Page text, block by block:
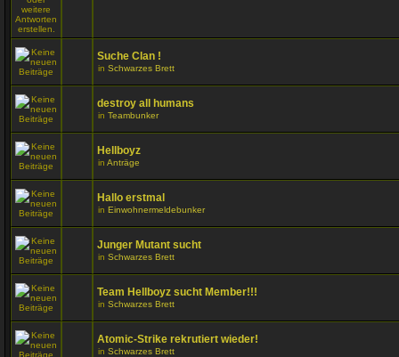
Suche Clan !
in Schwarzes Brett
destroy all humans
in Teambunker
Hellboyz
in Anträge
Hallo erstmal
in Einwohnermeldebunker
Junger Mutant sucht
in Schwarzes Brett
Team Hellboyz sucht Member!!!
in Schwarzes Brett
Atomic-Strike rekrutiert wieder!
in Schwarzes Brett